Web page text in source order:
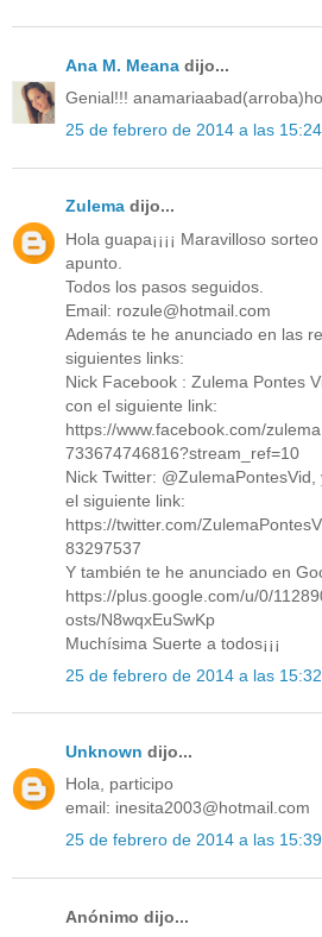
Ana M. Meana dijo...
Genial!!!
25 de febrero de 2014 a las 15:24
Zulema dijo...
Hola guapa¡¡¡¡ Maravilloso
apunto.
Todos los pasos seguidos.
Email: rozule@hotmail.com
Además te he anunciado en las
siguientes links:
Nick Facebook : Zulema Pontes
con el siguiente link:
https://www.facebook.com/
733674746816?stream_ref=10
Nick Twitter:
el siguiente link:
https://twitter.com/
83297537
Y también te he anunciado en
https://plus.google.com/u/0/
osts/N8wqxEuSwKp
Muchísima Suerte a todos¡¡¡
25 de febrero de 2014 a las 15:32
Unknown dijo...
Hola, participo
email: inesita2003@hotmail.com
25 de febrero de 2014 a las 15:39
Anónimo dijo...